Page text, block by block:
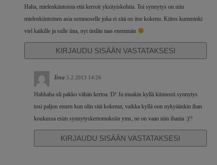
Haha, mielenkiintoista että kerroit yksityiskohtia. Toi synnytys on niin
mielenkiintoinen asia semmoselle joka ei sitä oo itse kokenu. Kiitos kumminki
viel kaikille ja sulle iina, nyt tiedän taas enemmän
KIRJAUDU SISÄÄN VASTATAKSESI
Iina 5.2.2013 14:26
Hahhaha oli pakko vähän kertoa :D! Ja muakin kyllä kiinnosti synnytys
tosi paljon ennen kun olin sitä kokenut, vaikka kyllä oon nykyäänkin ihan
koukussa esim synnytyskertomuksiin yms, ne on vaan niin ihania :)!!
KIRJAUDU SISÄÄN VASTATAKSESI